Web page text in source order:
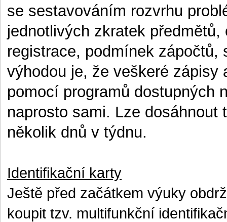
se sestavováním rozvrhu
jednotlivých zkratek
registrace, podmínek
výhodou je, že veškeré zápisy
pomocí programů dostupných
naprosto sami. Lze
několik dnů v týdnu.
Identifikační karty
Ještě před začátkem výuky
koupit tzv. multifunkční